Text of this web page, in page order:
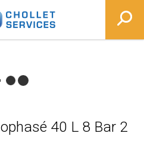
40 L 8 Bar 2